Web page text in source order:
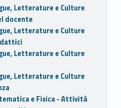
Letterature e Culture
docente
Letterature e Culture
Letterature e Culture
Letterature e Culture
e Fisica - Attività